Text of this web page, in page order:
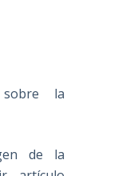
sobre la
de la